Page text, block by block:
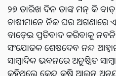
୨୭ ତାରିଖ ଦିନ ତାଙ୍କ ମନ୍ କି
ଚାଷୀମାନେ ନିଜ ଘର ଅଗଣାରେ
ବାଡ଼େଇ ପ୍ରତିବାଦ କରିବାକୁ
ସଂଯୋଜକ ଶେଷଦେବ ନନ୍ଦ
ସାମ୍ବାଦିକ ଭବନରେ ଅନୁଷ୍ଠିତ
କହିଥିଲେ କେନ୍ଦ୍ର କୃଷି ଆଇନ